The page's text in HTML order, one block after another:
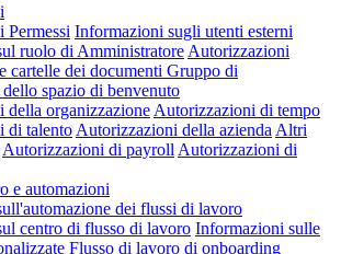
Permessi Informazioni sugli utenti esterni
ruolo di Amministratore Autorizzazioni
cartelle dei documenti Gruppo di
spazio di benvenuto
della organizzazione Autorizzazioni di tempo
di talento Autorizzazioni della azienda Altri
Autorizzazioni di payroll Autorizzazioni di
e automazioni
dei flussi di lavoro
centro di flusso di lavoro Informazioni sulle
Flusso di lavoro di onboarding